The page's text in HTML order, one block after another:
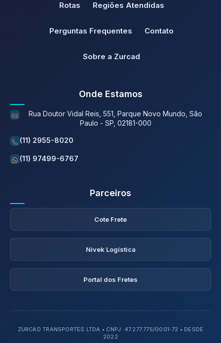
Rotas Regiões Atendidas
Perguntas Frequentes Contato
Sobre a Zurcad
Onde Estamos
Rua Doutor Vidal Reis, 551, Parque Novo Mundo, São
Paulo - SP, 02181-000
(11) 2955-8020
(11) 97499-6767
Parceiros
Cote Frete
Nivek Logística
Portal dos Fretes
ZURCAD TRANSPORTES LTDA • CNPJ: 47.277.775/0001-72 • DESDE
2022